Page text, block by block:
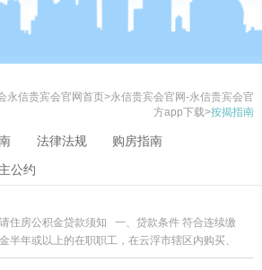
永信贵宾会官网首页>永信贵宾会官网-永信贵宾会官
方app下载>按揭指南
法律法规
购房指南
公约
住房公积金贷款须知 一、贷款条件 符合连续缴
半年或以上的在职职工，在云浮市辖区内购买、
修、翻建自有产权住房时，资金不足的可向公积